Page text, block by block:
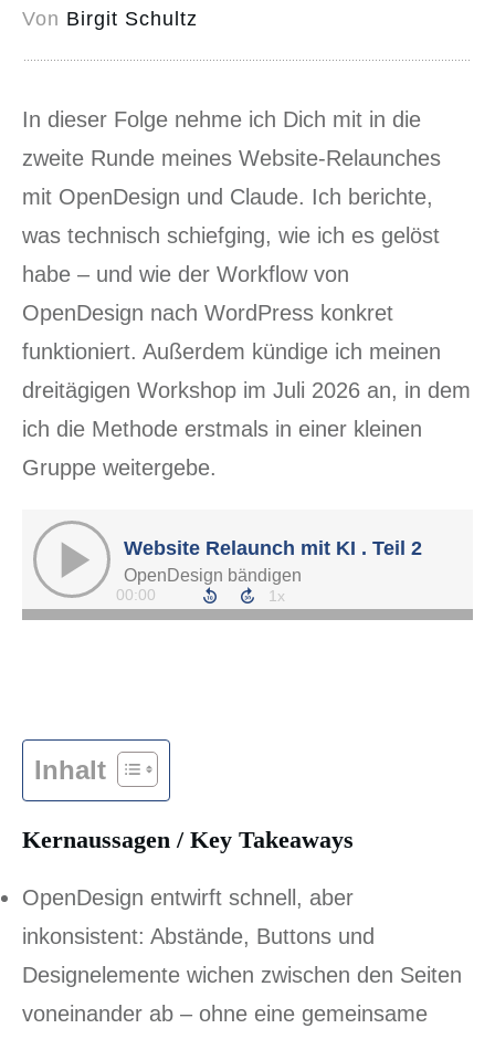
Von Birgit Schultz
In dieser Folge nehme ich Dich mit in die
zweite Runde meines Website-Relaunches
mit OpenDesign und Claude. Ich berichte,
was technisch schiefging, wie ich es gelöst
habe – und wie der Workflow von
OpenDesign nach WordPress konkret
funktioniert. Außerdem kündige ich meinen
dreitägigen Workshop im Juli 2026 an, in dem
ich die Methode erstmals in einer kleinen
Gruppe weitergebe.
Inhalt
Kernaussagen / Key Takeaways
OpenDesign entwirft schnell, aber
inkonsistent: Abstände, Buttons und
Designelemente wichen zwischen den Seiten
voneinander ab – ohne eine gemeinsame